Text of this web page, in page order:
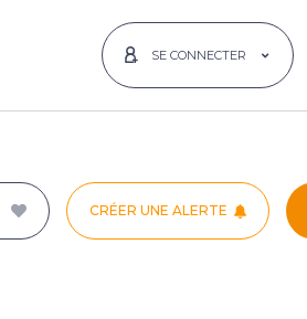
SE CONNECTER
CRÉER UNE ALERTE